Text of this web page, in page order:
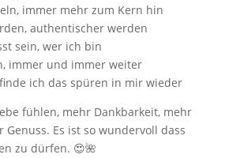
immer mehr zum Kern hin
authentischer werden
sein, wer ich bin
immer und immer weiter
ich das spüren in mir wieder
fühlen, mehr Dankbarkeit, mehr
Genuss. Es ist so wundervoll dass
zu dürfen. 😍🌺